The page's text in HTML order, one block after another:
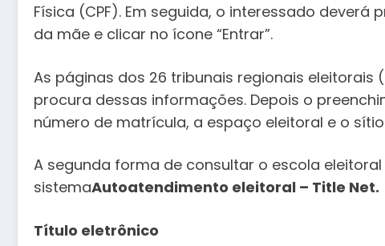
Física (CPF). Em seguida, o interessado
da mãe e clicar no ícone “Entrar”.
As páginas dos 26 tribunais regionais
procura dessas informações. Depois o
número de matrícula, a espaço eleitoral e o
A segunda forma de consultar o escola
sistemaAutoatendimento eleitoral – Title Net.
Título eletrônico